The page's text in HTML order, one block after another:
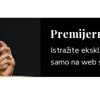
Istražite
samo na web